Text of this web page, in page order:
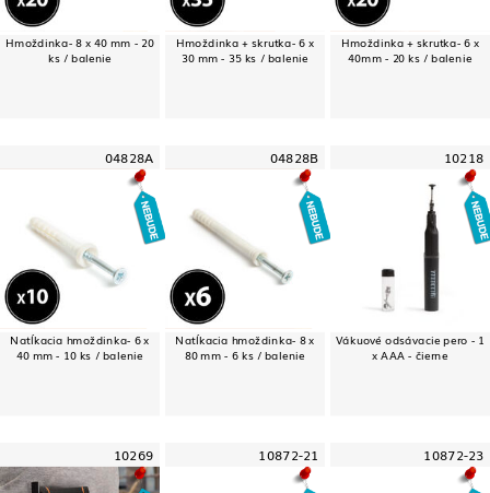
Hmoždinka- 8 x 40 mm - 20
ks / balenie
Hmoždinka + skrutka- 6 x
30 mm - 35 ks / balenie
Hmoždinka + skrutka- 6 x
40mm - 20 ks / balenie
04828A
Natĺkacia hmoždinka- 6 x
40 mm - 10 ks / balenie
04828B
Natĺkacia hmoždinka- 8 x
80 mm - 6 ks / balenie
10218
Vákuové odsávacie pero - 1
x AAA - čierne
10269 10872-21 10872-23